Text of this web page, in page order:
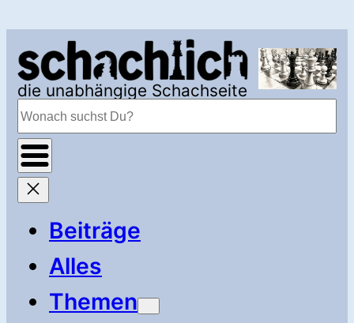
springen
die unabhängige Schachseite
Suchen
Beiträge
Alles
Themen